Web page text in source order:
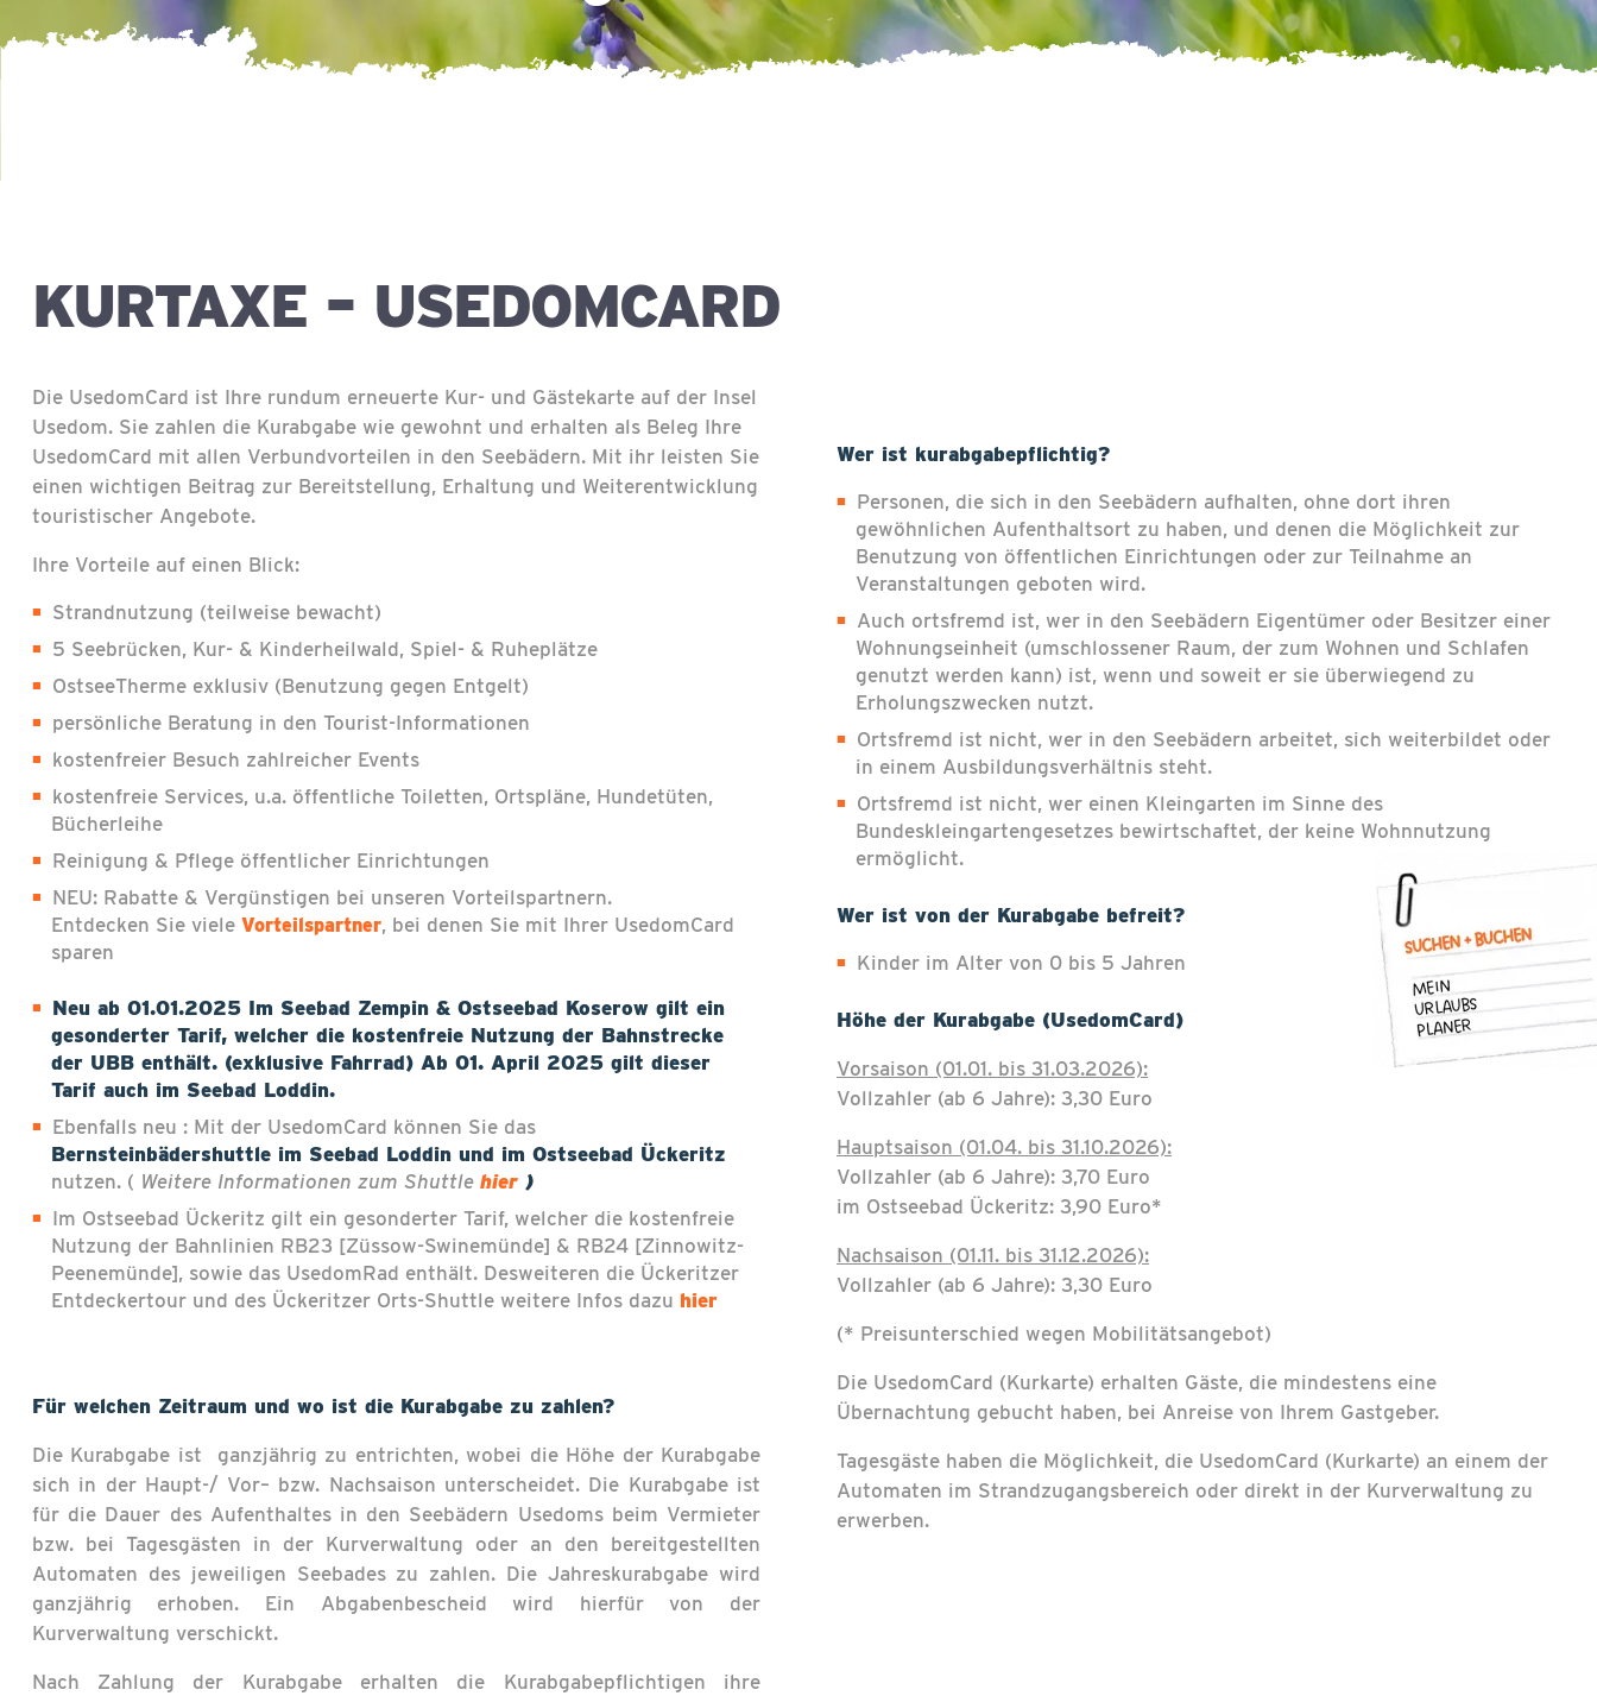
KURTAXE – USEDOMCARD
Die UsedomCard ist Ihre rundum erneuerte Kur- und Gästekarte auf der Insel
Usedom. Sie zahlen die Kurabgabe wie gewohnt und erhalten als Beleg Ihre
UsedomCard mit allen Verbundvorteilen in den Seebädern. Mit ihr leisten Sie
einen wichtigen Beitrag zur Bereitstellung, Erhaltung und Weiterentwicklung
touristischer Angebote.
Ihre Vorteile auf einen Blick:
Strandnutzung (teilweise bewacht)
5 Seebrücken, Kur- & Kinderheilwald, Spiel- & Ruheplätze
OstseeTherme exklusiv (Benutzung gegen Entgelt)
persönliche Beratung in den Tourist-Informationen
kostenfreier Besuch zahlreicher Events
kostenfreie Services, u.a. öffentliche Toiletten, Ortspläne, Hundetüten,
Bücherleihe
Reinigung & Pflege öffentlicher Einrichtungen
NEU: Rabatte & Vergünstigen bei unseren Vorteilspartnern.
Entdecken Sie viele Vorteilspartner, bei denen Sie mit Ihrer UsedomCard
sparen
Neu ab 01.01.2025 Im Seebad Zempin & Ostseebad Koserow gilt ein
gesonderter Tarif, welcher die kostenfreie Nutzung der Bahnstrecke
der UBB enthält. (exklusive Fahrrad) Ab 01. April 2025 gilt dieser
Tarif auch im Seebad Loddin.
Ebenfalls neu : Mit der UsedomCard können Sie das
Bernsteinbädershuttle im Seebad Loddin und im Ostseebad Ückeritz
nutzen. ( Weitere Informationen zum Shuttle hier)
Im Ostseebad Ückeritz gilt ein gesonderter Tarif, welcher die kostenfreie
Nutzung der Bahnlinien RB23 [Züssow-Swinemünde] & RB24 [Zinnowitz-
Peenemünde], sowie das UsedomRad enthält. Desweiteren die Ückeritzer
Entdeckertour und des Ückeritzer Orts-Shuttle weitere Infos dazu hier
Für welchen Zeitraum und wo ist die Kurabgabe zu zahlen?
Die Kurabgabe ist ganzjährig zu entrichten, wobei die Höhe der Kurabgabe
sich in der Haupt-/ Vor– bzw. Nachsaison unterscheidet. Die Kurabgabe ist
für die Dauer des Aufenthaltes in den Seebädern Usedoms beim Vermieter
bzw. bei Tagesgästen in der Kurverwaltung oder an den bereitgestellten
Automaten des jeweiligen Seebades zu zahlen. Die Jahreskurabgabe wird
ganzjährig erhoben. Ein Abgabenbescheid wird hierfür von der
Kurverwaltung verschickt.
Nach Zahlung der Kurabgabe erhalten die Kurabgabepflichtigen ihre
Wer ist kurabgabepflichtig?
Personen, die sich in den Seebädern aufhalten, ohne dort ihren
gewöhnlichen Aufenthaltsort zu haben, und denen die Möglichkeit zur
Benutzung von öffentlichen Einrichtungen oder zur Teilnahme an
Veranstaltungen geboten wird.
Auch ortsfremd ist, wer in den Seebädern Eigentümer oder Besitzer einer
Wohnungseinheit (umschlossener Raum, der zum Wohnen und Schlafen
genutzt werden kann) ist, wenn und soweit er sie überwiegend zu
Erholungszwecken nutzt.
Ortsfremd ist nicht, wer in den Seebädern arbeitet, sich weiterbildet oder
in einem Ausbildungsverhältnis steht.
Ortsfremd ist nicht, wer einen Kleingarten im Sinne des
Bundeskleingartengesetzes bewirtschaftet, der keine Wohnnutzung
ermöglicht.
Wer ist von der Kurabgabe befreit?
Kinder im Alter von 0 bis 5 Jahren
Höhe der Kurabgabe (UsedomCard)
Vorsaison (01.01. bis 31.03.2026):
Vollzahler (ab 6 Jahre): 3,30 Euro
Hauptsaison (01.04. bis 31.10.2026):
Vollzahler (ab 6 Jahre): 3,70 Euro
im Ostseebad Ückeritz: 3,90 Euro*
Nachsaison (01.11. bis 31.12.2026):
Vollzahler (ab 6 Jahre): 3,30 Euro
(* Preisunterschied wegen Mobilitätsangebot)
Die UsedomCard (Kurkarte) erhalten Gäste, die mindestens eine
Übernachtung gebucht haben, bei Anreise von Ihrem Gastgeber.
Tagesgäste haben die Möglichkeit, die UsedomCard (Kurkarte) an einem der
Automaten im Strandzugangsbereich oder direkt in der Kurverwaltung zu
erwerben.